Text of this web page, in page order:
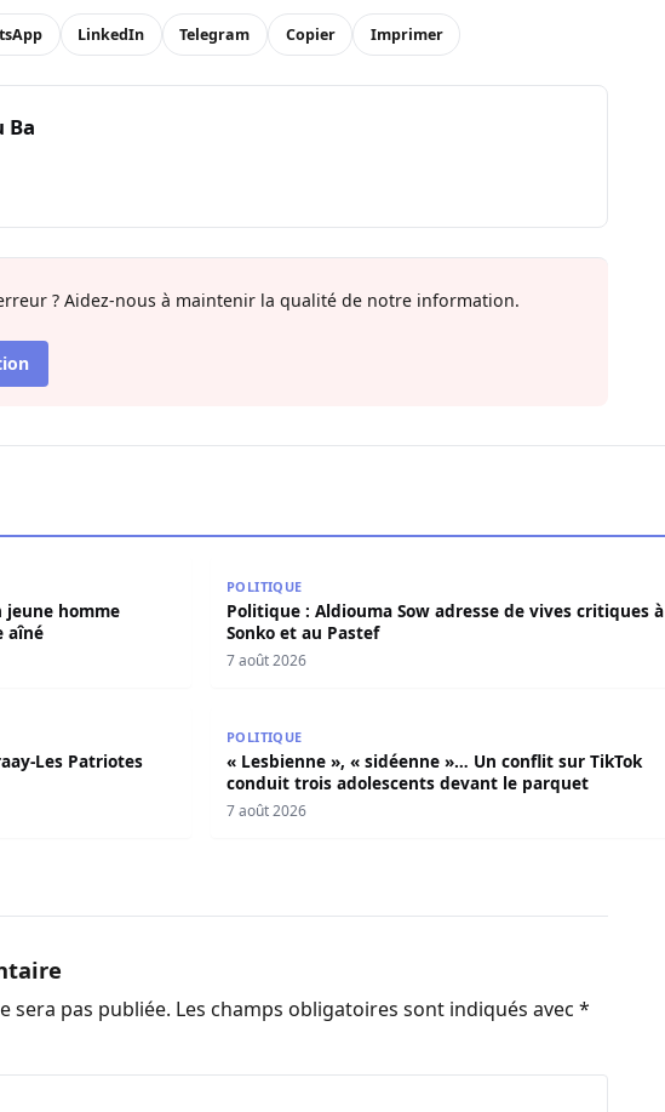
LinkedIn Telegram Copier Imprimer
Ba
? Aidez-nous à maintenir la qualité de notre information.
jeune homme
aîné
POLITIQUE
Politique : Aldiouma Sow adresse de vives critiques à
Sonko et au Pastef
7 août 2026
Les Patriotes
POLITIQUE
« Lesbienne », « sidéenne »… Un conflit sur TikTok
conduit trois adolescents devant le parquet
7 août 2026
sera pas publiée. Les champs obligatoires sont indiqués avec *